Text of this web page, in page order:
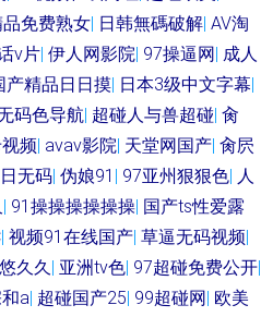
免费熟女| 日韩無碼破解| AV淘
v片| 伊人网影院| 97操逼网| 成人
产精品日日摸| 日本3级中文字幕|
码色导航| 超碰人与兽超碰| 肏
频| avav影院| 天堂网国产| 肏屄
无码| 伪娘91 | 97亚州狠狠色| 人
| 91操操操操操操| 国产ts性爱露
| 视频91在线国产| 草逼无码视频|
久久| 亚洲tv色| 97超碰免费公开|
a| 超碰国产25| 99超碰网| 欧美